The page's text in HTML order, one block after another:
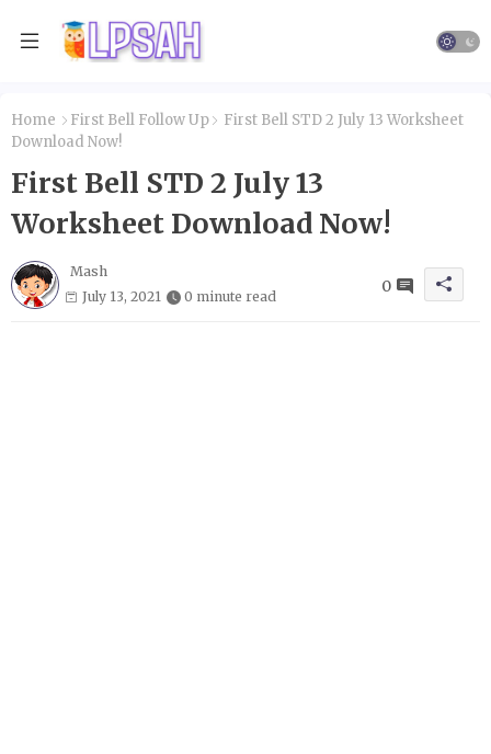
Home First Bell Follow Up
First Bell STD 2 July 13 Worksheet
Download Now!
First Bell STD 2 July 13
Worksheet Download Now!
Mash
July 13, 2021
0 minute read
0